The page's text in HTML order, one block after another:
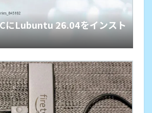
にLubuntu 26.04をインスト